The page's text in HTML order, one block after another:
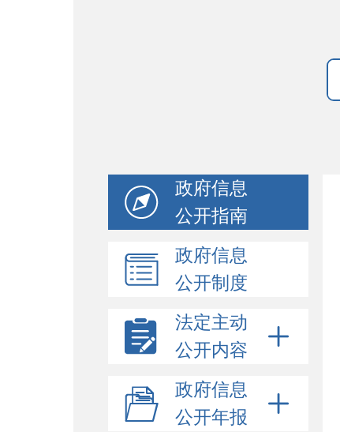
政府信息
公开指南
政府信息
公开制度
法定主动
公开内容
政府信息
公开年报